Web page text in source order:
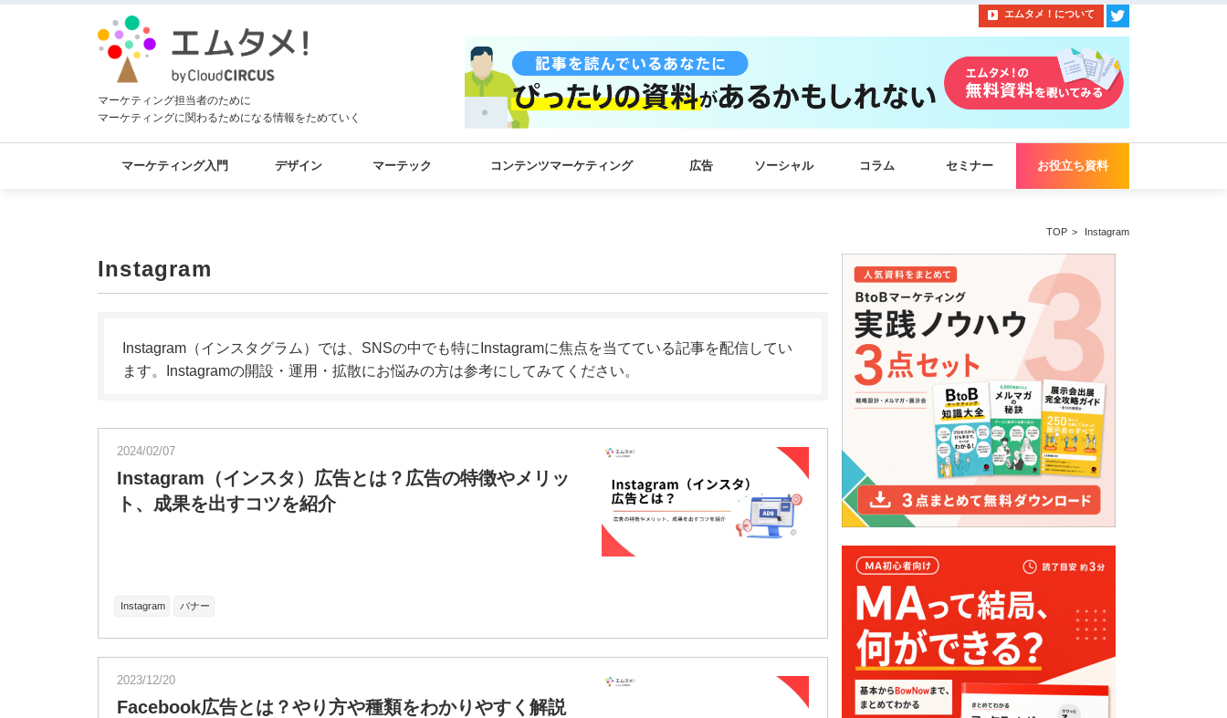
エムタメ！について
マーケティング担当者のために
マーケティングに関わるためになる情報をためていく
マーケティング入門 デザイン マーテック コンテンツマーケティング 広告 ソーシャル コラム セミナー お役立ち資料
TOP Instagram
Instagram
Instagram（インスタグラム）では、SNSの中でも特にInstagramに焦点を当てている記事を配信してい
ます。Instagramの開設・運用・拡散にお悩みの方は参考にしてみてください。
2024/02/07
Instagram（インスタ）広告とは？広告の特徴やメリッ
ト、成果を出すコツを紹介
Instagram バナー
2023/12/20
Facebook広告とは？やり方や種類をわかりやすく解説